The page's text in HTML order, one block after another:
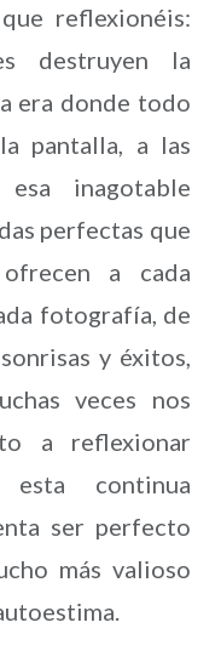
reflexionéis:
destruyen la
era donde todo
pantalla, a las
inagotable
perfectas que
a cada
fotografía, de
y éxitos,
veces nos
a reflexionar
continua
ser perfecto
más valioso